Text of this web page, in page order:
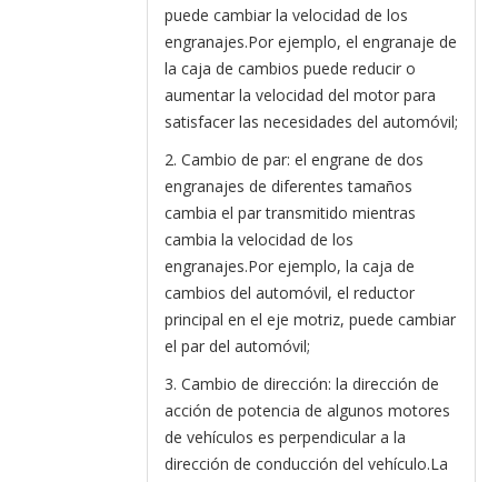
puede cambiar la velocidad de los
engranajes.Por ejemplo, el engranaje de
la caja de cambios puede reducir o
aumentar la velocidad del motor para
satisfacer las necesidades del automóvil;
2. Cambio de par: el engrane de dos
engranajes de diferentes tamaños
cambia el par transmitido mientras
cambia la velocidad de los
engranajes.Por ejemplo, la caja de
cambios del automóvil, el reductor
principal en el eje motriz, puede cambiar
el par del automóvil;
3. Cambio de dirección: la dirección de
acción de potencia de algunos motores
de vehículos es perpendicular a la
dirección de conducción del vehículo.La